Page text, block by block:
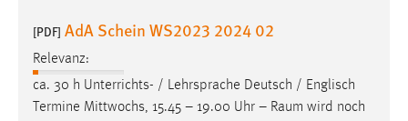
[PDF] AdA Schein WS2023 2024 02
Relevanz:
ca. 30 h Unterrichts- / Lehrsprache Deutsch / Englisch
Termine Mittwochs, 15.45 – 19.00 Uhr – Raum wird noch
Cookie Laufzeit:
5e9dbeb1811c0446 = Sitzungslaufzeit, mibew_locale = 3
Jahre, MIBEW_UserID = 1 Jahr